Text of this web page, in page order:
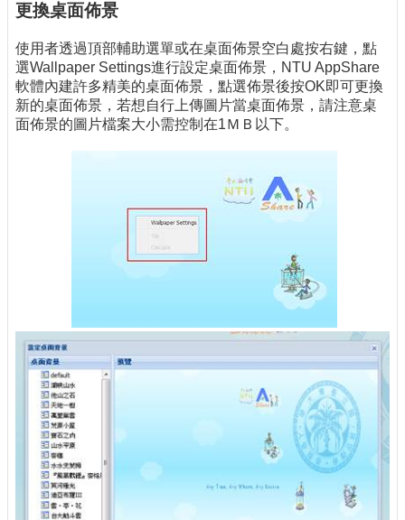
更換桌面佈景
使用者透過頂部輔助選單或在桌面佈景空白處按右鍵，點
選Wallpaper Settings進行設定桌面佈景，NTU AppShare
軟體內建許多精美的桌面佈景，點選佈景後按OK即可更換
新的桌面佈景，若想自行上傳圖片當桌面佈景，請注意桌
面佈景的圖片檔案大小需控制在1ＭＢ以下。